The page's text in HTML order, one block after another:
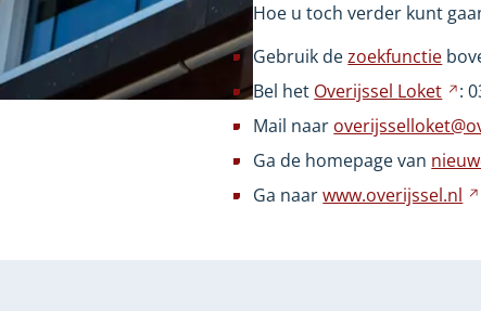
Hoe u toch verder kunt
Gebruik dezoekfunctie
Bel het Overijssel Loket :
Mail naar
Ga de homepage van
Ga naarwww.overijssel.nl